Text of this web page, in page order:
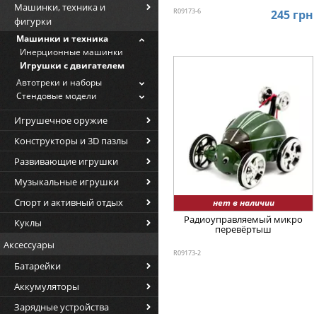
Машинки, техника и
фигурки
Машинки и техника
Инерционные машинки
Игрушки с двигателем
Автотреки и наборы
Стендовые модели
Игрушечное оружие
Конструкторы и 3D пазлы
Развивающие игрушки
Музыкальные игрушки
Спорт и активный отдых
Куклы
Аксессуары
Батарейки
Аккумуляторы
Зарядные устройства
R09173-6 245 грн
нет в наличии
Радиоуправляемый микро
перевёртыш
R09173-2